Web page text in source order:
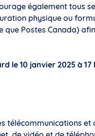
également tous
physique ou
Postes Canada)
le 10 janvier 2025 à 17
télécommunications et